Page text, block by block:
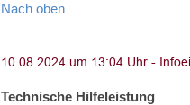
Nach oben
Technische Hilfeleistung